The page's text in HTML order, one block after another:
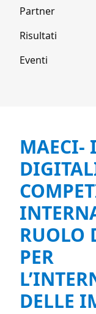
Partner
Risultati
Eventi
MAECI-
RUOLO
PER
DELLE